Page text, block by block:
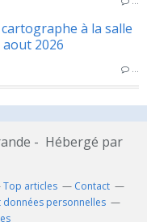
à la salle
aout 2026
…
- Hébergé par
Top articles
Contact
données personnelles